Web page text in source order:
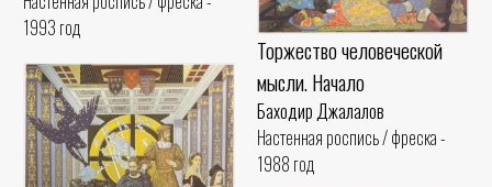
1993 год
Торжество человеческой
мысли. Начало
Баходир Джалалов
Настенная роспись / фреска -
1988 год